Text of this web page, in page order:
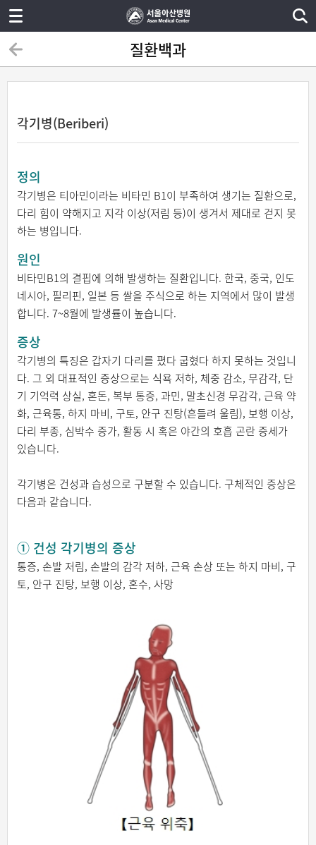
질환백과
각기병(Beriberi)
정의
각기병은 티아민이라는 비타민 B1이 부족하여 생기는 질환으로,
다리 힘이 약해지고 지각 이상(저림 등)이 생겨서 제대로 걷지 못
하는 병입니다.
원인
비타민B1의 결핍에 의해 발생하는 질환입니다. 한국, 중국, 인도
네시아, 필리핀, 일본 등 쌀을 주식으로 하는 지역에서 많이 발생
합니다. 7~8월에 발생률이 높습니다.
증상
각기병의 특징은 갑자기 다리를 폈다 굽혔다 하지 못하는 것입니
다. 그 외 대표적인 증상으로는 식욕 저하, 체중 감소, 무감각, 단
기 기억력 상실, 혼돈, 복부 통증, 과민, 말초신경 무감각, 근육 약
화, 근육통, 하지 마비, 구토, 안구 진탕(흔들려 울림), 보행 이상,
다리 부종, 심박수 증가, 활동 시 혹은 야간의 호흡 곤란 증세가
있습니다.
각기병은 건성과 습성으로 구분할 수 있습니다. 구체적인 증상은
다음과 같습니다.
① 건성 각기병의 증상
통증, 손발 저림, 손발의 감각 저하, 근육 손상 또는 하지 마비, 구
토, 안구 진탕, 보행 이상, 혼수, 사망